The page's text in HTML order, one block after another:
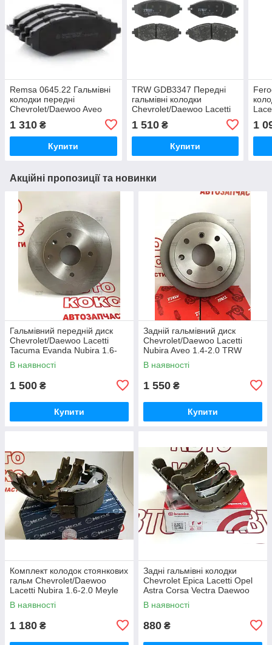
Remsa 0645.22 Гальмівні
колодки передні
Chevrolet/Daewoo Aveo
Lacetti Nubira Tacuma 1.4-
2.0
1 310 ₴
Купити
TRW GDB3347 Передні
гальмівні колодки
Chevrolet/Daewoo Lacetti
1 510₴
Купити
1
Акційні пропозиції та новинки
Гальмівний передній диск
Chevrolet/Daewoo Lacetti
Tacuma Evanda Nubira 1.6-
2.0 Remsa 6959.10
В наявності
1 500 ₴
Купити
Задній гальмівний диск
Chevrolet/Daewoo Lacetti
Nubira Aveo 1.4-2.0 TRW
DF7381
В наявності
1 550 ₴
Купити
Комплект колодок стоянкових
гальм Chevrolet/Daewoo
Lacetti Nubira 1.6-2.0 Meyle
29-145330008
В наявності
1 180 ₴
Задні гальмівні колодки
Chevrolet Epica Lacetti Opel
Astra Corsa Vectra Daewoo
Lanos Nubira Brembo S59513
В наявності
880 ₴